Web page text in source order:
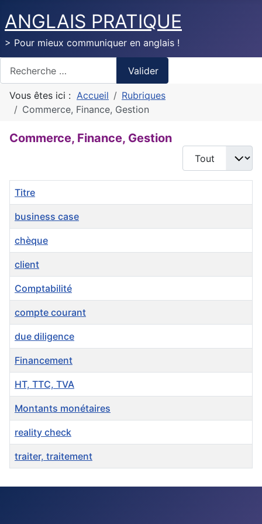
ANGLAIS PRATIQUE
> Pour mieux communiquer en anglais !
Valider
Vous êtes ici : Accueil
Rubriques
Commerce, Finance, Gestion
Commerce, Finance, Gestion
Afficher #
Titre
business case
chèque
client
Comptabilité
compte courant
due diligence
Financement
HT, TTC, TVA
Montants monétaires
reality check
traiter, traitement